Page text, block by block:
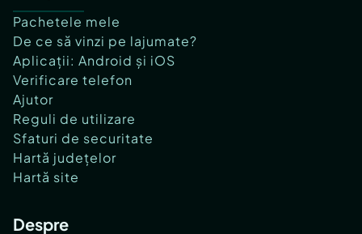
Pachetele mele
De ce să vinzi pe lajumate?
Aplicații: Android și iOS
Verificare telefon
Ajutor
Reguli de utilizare
Sfaturi de securitate
Hartă județelor
Hartă site
Despre